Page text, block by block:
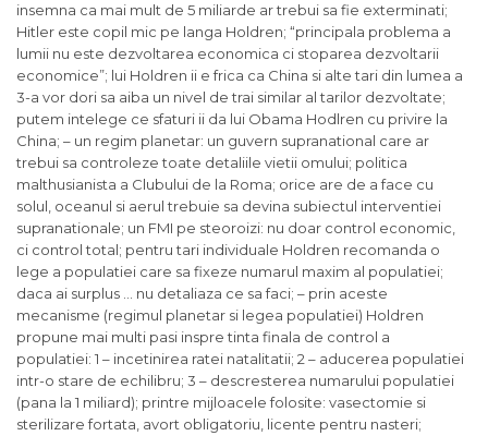
insemna ca mai mult de 5 miliarde ar trebui sa fie exterminati;
Hitler este copil mic pe langa Holdren; “principala problema a
lumii nu este dezvoltarea economica ci stoparea dezvoltarii
economice”; lui Holdren ii e frica ca China si alte tari din lumea a
3-a vor dori sa aiba un nivel de trai similar al tarilor dezvoltate;
putem intelege ce sfaturi ii da lui Obama Hodlren cu privire la
China; – un regim planetar: un guvern supranational care ar
trebui sa controleze toate detaliile vietii omului; politica
malthusianista a Clubului de la Roma; orice are de a face cu
solul, oceanul si aerul trebuie sa devina subiectul interventiei
supranationale; un FMI pe steoroizi: nu doar control economic,
ci control total; pentru tari individuale Holdren recomanda o
lege a populatiei care sa fixeze numarul maxim al populatiei;
daca ai surplus … nu detaliaza ce sa faci; – prin aceste
mecanisme (regimul planetar si legea populatiei) Holdren
propune mai multi pasi inspre tinta finala de control a
populatiei: 1 – incetinirea ratei natalitatii; 2 – aducerea populatiei
intr-o stare de echilibru; 3 – descresterea numarului populatiei
(pana la 1 miliard); printre mijloacele folosite: vasectomie si
sterilizare fortata, avort obligatoriu, licente pentru nasteri;